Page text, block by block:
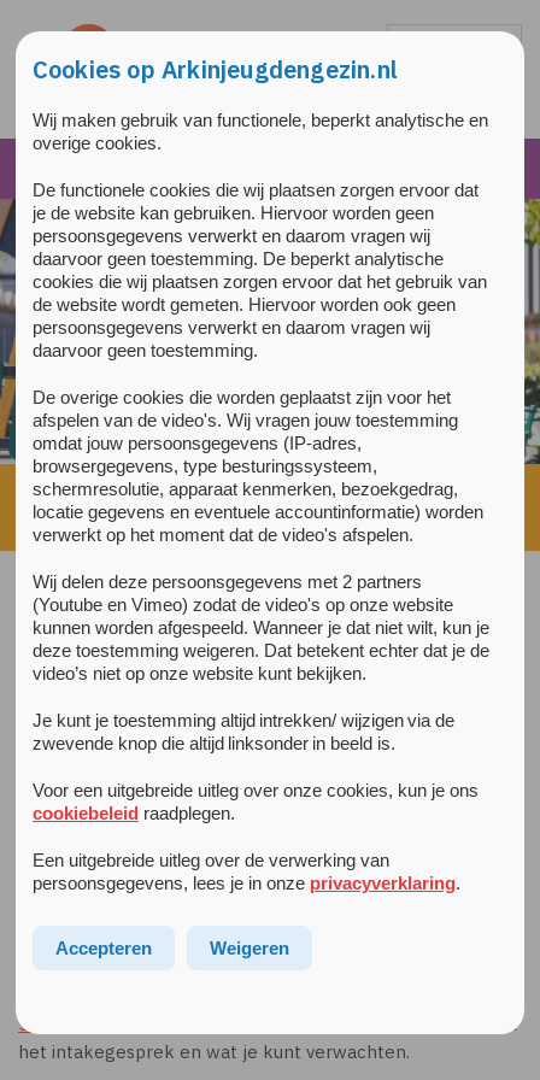
Home»Praktische informatie»Voor het eerste gesprek
Ondersteuning & contact
Ondersteuning & contact
Op zoek naar informatie over het indienen van een
Bij een behandeling horen vanzelfsprekend rechten en
horen wij dat graag. Kijk voor meer informatie op de
paginaKlachten
Heb je vragen?
Heb je vragen over de brief die wij jou gestuurd hebben of
de informatie op deze pagina? Voor inhoudelijke vragen
590 55 55
vind je meer informatie over
het intakegesprek en wat je kunt verwachten.
Cookies op Arkinjeugdengezin.nl
Wij maken gebruik van functionele, beperkt analytische en
overige cookies.
De functionele cookies die wij plaatsen zorgen ervoor dat
je de website kan gebruiken. Hiervoor worden geen
persoonsgegevens verwerkt en daarom vragen wij
daarvoor geen toestemming. De beperkt analytische
cookies die wij plaatsen zorgen ervoor dat het gebruik van
de website wordt gemeten. Hiervoor worden ook geen
persoonsgegevens verwerkt en daarom vragen wij
daarvoor geen toestemming.
De overige cookies die worden geplaatst zijn voor het
afspelen van de video's. Wij vragen jouw toestemming
omdat jouw persoonsgegevens (IP-adres,
browsergegevens, type besturingssysteem,
schermresolutie, apparaat kenmerken, bezoekgedrag,
locatie gegevens en eventuele accountinformatie) worden
verwerkt op het moment dat de video's afspelen.
Wij delen deze persoonsgegevens met 2 partners
(Youtube en Vimeo) zodat de video's op onze website
kunnen worden afgespeeld. Wanneer je dat niet wilt, kun je
deze toestemming weigeren. Dat betekent echter dat je de
video’s niet op onze website kunt bekijken.
Je kunt je toestemming altijd intrekken/ wijzigen via de
zwevende knop die altijd linksonder in beeld is.
Voor een uitgebreide uitleg over onze cookies, kun je ons
cookiebeleid raadplegen.
Een uitgebreide uitleg over de verwerking van
persoonsgegevens, lees je in onze privacyverklaring.
Accepteren Weigeren